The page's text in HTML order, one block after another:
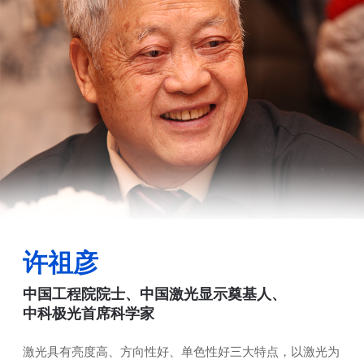
许祖彦
中国工程院院士、中国激光显示奠基人、
中科极光首席科学家
激光具有亮度高、方向性好、单色性好三大特点，以激光为